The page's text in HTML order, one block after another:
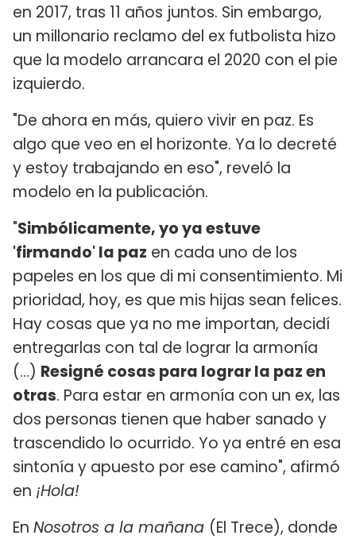
en 2017, tras 11 años juntos. Sin embargo,
un millonario reclamo del ex futbolista hizo
que la modelo arrancara el 2020 con el pie
izquierdo.
"De ahora en más, quiero vivir en paz. Es
algo que veo en el horizonte. Ya lo decreté
y estoy trabajando en eso", reveló la
modelo en la publicación.
"Simbólicamente, yo ya estuve
'firmando' la paz en cada uno de los
papeles en los que di mi consentimiento. Mi
prioridad, hoy, es que mis hijas sean felices.
Hay cosas que ya no me importan, decidí
entregarlas con tal de lograr la armonía
(...) Resigné cosas para lograr la paz en
otras. Para estar en armonía con un ex, las
dos personas tienen que haber sanado y
trascendido lo ocurrido. Yo ya entré en esa
sintonía y apuesto por ese camino", afirmó
en ¡Hola!
En Nosotros a la mañana (El Trece), donde